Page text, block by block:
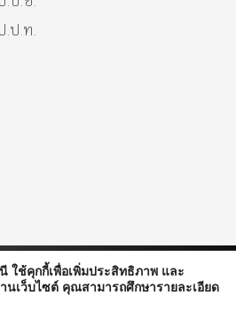
.ป.ท.
University. All Rights Reserved.
ใช้คุกกี้เพื่อเพิ่มประสิทธิภาพ และ
เว็บไซต์ คุณสามารถศึกษารายละเอียด